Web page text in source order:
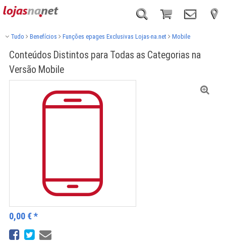
Tudo Benefícios Funções epages Exclusivas Lojas-na.net Mobile
Conteúdos Distintos para Todas as Categorias na
Versão Mobile
0,00 €*